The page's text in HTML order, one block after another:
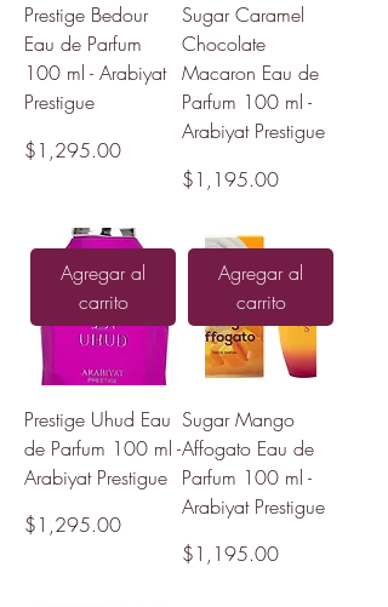
Prestige Bedour
Eau de Parfum
100 ml - Arabiyat
Prestigue
Precio
$1,295.00
Sugar Caramel
Chocolate
Macaron Eau de
Parfum 100 ml -
Arabiyat Prestigue
Precio
$1,195.00
Agregar al
carrito
Prestige Uhud Eau
de Parfum 100 ml -
Arabiyat Prestigue
Precio
$1,295.00
Agregar al
carrito
Sugar Mango
Affogato Eau de
Parfum 100 ml -
Arabiyat Prestigue
Precio
$1,195.00